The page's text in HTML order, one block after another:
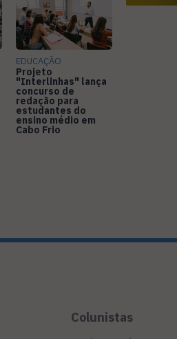
EDUCAÇÃO
Projeto
"Interlinhas" lança
concurso de
redação para
estudantes do
ensino médio em
Cabo Frio
Colunistas